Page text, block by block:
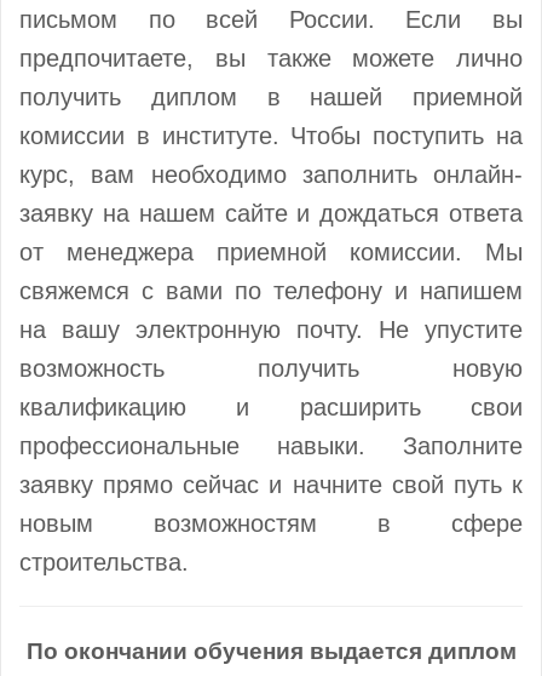
письмом по всей России. Если вы
предпочитаете, вы также можете лично
получить диплом в нашей приемной
комиссии в институте. Чтобы поступить на
курс, вам необходимо заполнить онлайн-
заявку на нашем сайте и дождаться ответа
от менеджера приемной комиссии. Мы
свяжемся с вами по телефону и напишем
на вашу электронную почту. Не упустите
возможность получить новую
квалификацию и расширить свои
профессиональные навыки. Заполните
заявку прямо сейчас и начните свой путь к
новым возможностям в сфере
строительства.
По окончании обучения выдается диплом